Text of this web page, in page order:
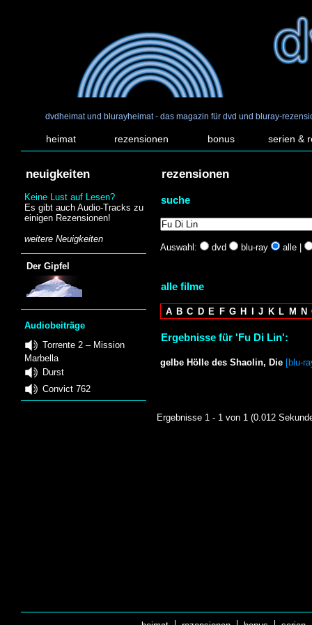
dvdheimat und blurayheimat - das magazin für dvd und bluray-
heimat rezensionen bonus serien &
neuigkeiten
Keine Lust auf Lesen?
Es gibt auch Audio-Tracks zu
einigen Rezensionen!
weitere Neuigkeiten
Der Gipfel
Audiobeiträge
Torrente 2 – Mission
Marbella
Durst
Convict 762
rezensionen
suche
Auswahl: dvd blu-ray alle |
alle filme
A B C D E F G H I J K L M N
Ergebnisse für 'Fu Di Lin':
gelbe Hölle des Shaolin, Die [blu-
Ergebnisse 1 - 1 von 1 (0.012